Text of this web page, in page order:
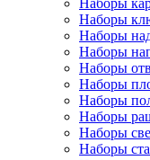
Наборы
Наборы
Наборы
Наборы
Наборы
Наборы
Наборы
Наборы
Наборы
Наборы